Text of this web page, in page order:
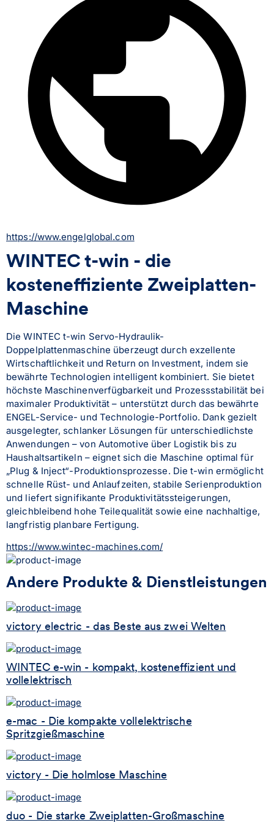
https://www.engelglobal.com
WINTEC t-win - die
kosteneffiziente Zweiplatten-
Maschine
Die WINTEC t-win Servo-Hydraulik-
Doppelplattenmaschine überzeugt durch exzellente
Wirtschaftlichkeit und Return on Investment, indem sie
bewährte Technologien intelligent kombiniert. Sie bietet
höchste Maschinenverfügbarkeit und Prozessstabilität bei
maximaler Produktivität – unterstützt durch das bewährte
ENGEL-Service- und Technologie-Portfolio. Dank gezielt
ausgelegter, schlanker Lösungen für unterschiedlichste
Anwendungen – von Automotive über Logistik bis zu
Haushaltsartikeln – eignet sich die Maschine optimal für
„Plug & Inject“-Produktionsprozesse. Die t-win ermöglicht
schnelle Rüst- und Anlaufzeiten, stabile Serienproduktion
und liefert signifikante Produktivitätssteigerungen,
gleichbleibend hohe Teilequalität sowie eine nachhaltige,
langfristig planbare Fertigung.
https://www.wintec-machines.com/
Andere Produkte & Dienstleistungen
victory electric - das Beste aus zwei Welten
WINTEC e-win - kompakt, kosteneffizient und
vollelektrisch
e-mac - Die kompakte vollelektrische
Spritzgießmaschine
victory - Die holmlose Maschine
duo - Die starke Zweiplatten-Großmaschine